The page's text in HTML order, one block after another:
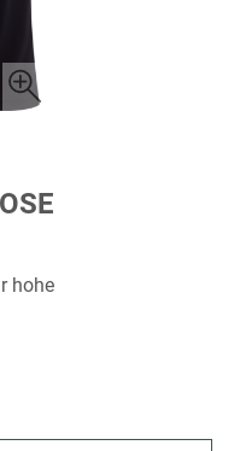
hohe